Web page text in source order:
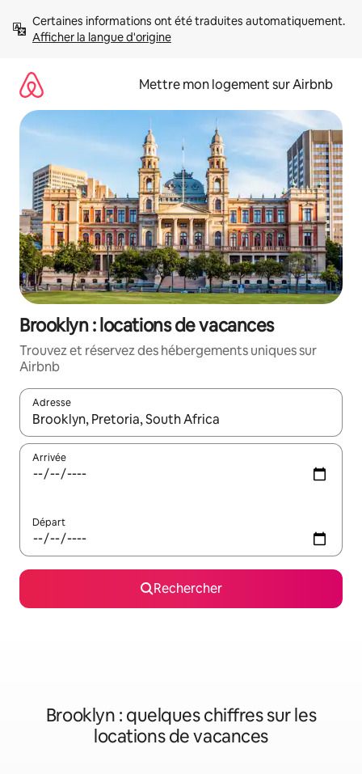
directement
Afficher la langue d'origine
Mettre mon logement sur Airbnb
Brooklyn : locations de vacances
Trouvez et réservez des hébergements uniques sur
Airbnb
Adresse
Lorsque les résultats s'affichent, utilisez les flèches vers le
Arrivée
Départ
Rechercher
Brooklyn : quelques chiffres sur les
locations de vacances